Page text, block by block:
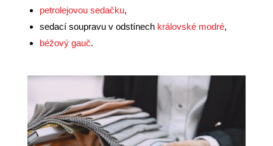
petrolejovou sedačku,
sedací soupravu v odstínech královské modré,
béžový gauč.